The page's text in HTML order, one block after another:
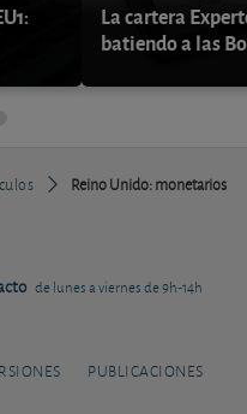
La cartera
batiendo a las
Reino Unido: monetarios
de lunes a viernes de 9h-14h
PUBLICACIONES